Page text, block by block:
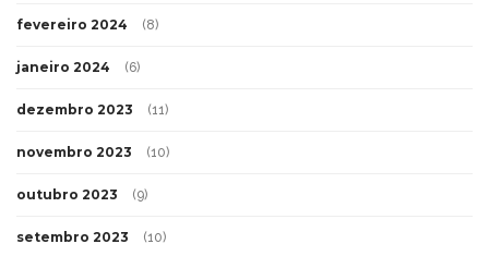
fevereiro 2024 (8)
janeiro 2024 (6)
dezembro 2023 (11)
novembro 2023 (10)
outubro 2023 (9)
setembro 2023 (10)